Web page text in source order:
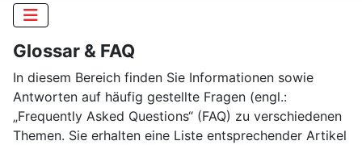
Glossar & FAQ
In diesem Bereich finden Sie Informationen sowie
Antworten auf häufig gestellte Fragen (engl.:
„Frequently Asked Questions“ (FAQ) zu verschiedenen
Themen. Sie erhalten eine Liste entsprechender Artikel